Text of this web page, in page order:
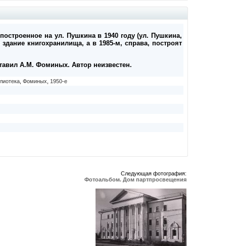
на ул. Пушкина в 1940 году (ул. Пушкина,
книгохранилища, а в 1985-м, справа, построят
А.М. Фоминых. Автор неизвестен.
Фоминых
1950-е
Следующая фотография:
Фотоальбом. Дом партпросвещения